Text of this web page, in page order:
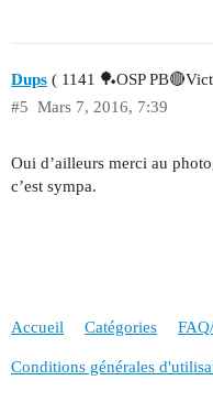
Dups ( 1141 🏓OSP
Mars 7, 2016, 7:39
#5
Oui d’ailleurs merci au
c’est sympa.
Accueil Catégories
Conditions générales